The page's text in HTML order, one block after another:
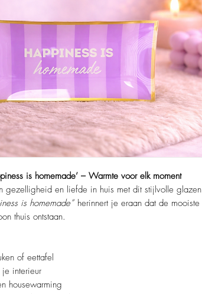
is homemade’ – Warmte voor elk moment
gezelligheid en liefde in huis met dit stijlvolle glazen
is homemade”herinnert je eraan dat de mooiste
thuis ontstaan.
of eettafel
interieur
housewarming